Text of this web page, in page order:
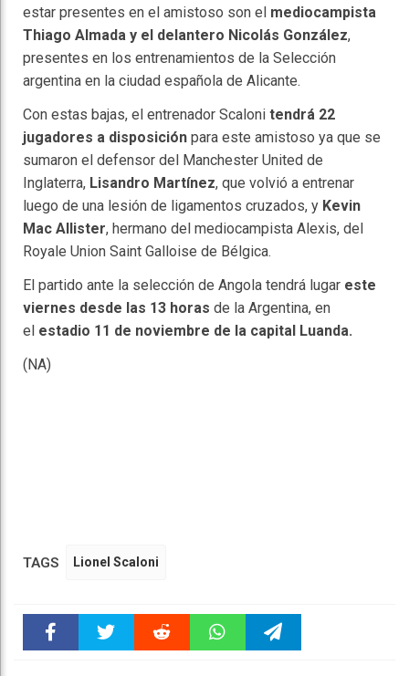
estar presentes en el amistoso son el mediocampista
Thiago Almada y el delantero Nicolás González,
presentes en los entrenamientos de la Selección
argentina en la ciudad española de Alicante.
Con estas bajas, el entrenador Scaloni tendrá 22
jugadores a disposición para este amistoso ya que se
sumaron el defensor del Manchester United de
Inglaterra, Lisandro Martínez, que volvió a entrenar
luego de una lesión de ligamentos cruzados, y Kevin
Mac Allister, hermano del mediocampista Alexis, del
Royale Union Saint Galloise de Bélgica.
El partido ante la selección de Angola tendrá lugar este
viernes desde las 13 horas de la Argentina, en
el estadio 11 de noviembre de la capital Luanda.
(NA)
TAGS Lionel Scaloni